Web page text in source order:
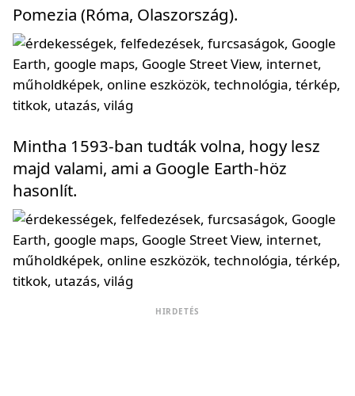
Pomezia (Róma, Olaszország).
Mintha 1593-ban tudták volna, hogy lesz
majd valami, ami a Google Earth-höz
hasonlít.
HIRDETÉS